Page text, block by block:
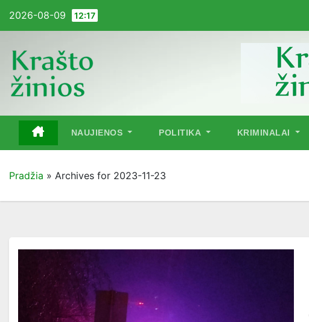
2026-08-09 12:17
NAUJIENOS POLITIKA KRIMINALAI
Pradžia » Archives for 2023-11-23